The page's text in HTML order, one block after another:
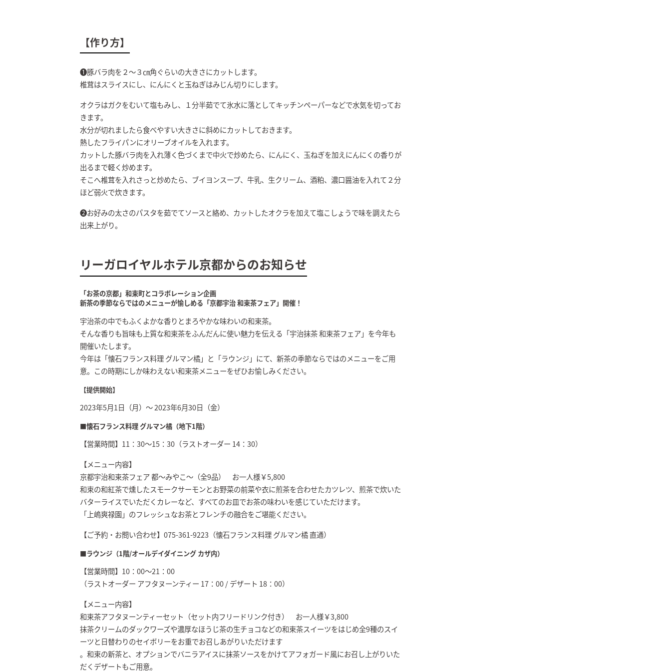
【作り方】
❶豚バラ肉を２～３㎝角ぐらいの大きさにカットします。
椎茸はスライスにし、にんにくと玉ねぎはみじん切りにします。
オクラはガクをむいて塩もみし、１分半茹でて氷水に落としてキッチンペーパーなどで水気を切ってお
きます。
水分が切れましたら食べやすい大きさに斜めにカットしておきます。
熱したフライパンにオリーブオイルを入れます。
カットした豚バラ肉を入れ薄く色づくまで中火で炒めたら、にんにく、玉ねぎを加えにんにくの香りが
出るまで軽く炒めます。
そこへ椎茸を入れさっと炒めたら、ブイヨンスープ、牛乳、生クリーム、酒粕、濃口醤油を入れて２分
ほど弱火で炊きます。
❷お好みの太さのパスタを茹でてソースと絡め、カットしたオクラを加えて塩こしょうで味を調えたら
出来上がり。
リーガロイヤルホテル京都からのお知らせ
「お茶の京都」和束町とコラボレーション企画
新茶の季節ならではのメニューが愉しめる「京都宇治 和束茶フェア」開催！
宇治茶の中でもふくよかな香りとまろやかな味わいの和束茶。
そんな香りも旨味も上質な和束茶をふんだんに使い魅力を伝える「宇治抹茶 和束茶フェア」を今年も
開催いたします。
今年は「懐石フランス料理 グルマン橘」と「ラウンジ」にて、新茶の季節ならではのメニューをご用
意。この時期にしか味わえない和束茶メニューをぜひお愉しみください。
【提供開始】
2023年5月1日（月）～ 2023年6月30日（金）
■懐石フランス料理 グルマン橘（地下1階）
【営業時間】11：30～15：30（ラストオーダー 14：30）
【メニュー内容】
京都宇治和束茶フェア 都～みやこ～（全9品） お一人様￥5,800
和束の和紅茶で燻したスモークサーモンとお野菜の前菜や衣に煎茶を合わせたカツレツ、煎茶で炊いた
バターライスでいただくカレーなど、すべてのお皿でお茶の味わいを感じていただけます。
「上嶋爽禄園」のフレッシュなお茶とフレンチの融合をご堪能ください。
【ご予約・お問い合わせ】075-361-9223（懐石フランス料理 グルマン橘 直通）
■ラウンジ（1階/オールデイダイニング カザ内）
【営業時間】10：00～21：00
（ラストオーダー アフタヌーンティー 17：00 / デザート 18：00）
【メニュー内容】
和束茶アフタヌーンティーセット（セット内フリードリンク付き） お一人様￥3,800
抹茶クリームのダックワーズや濃厚なほうじ茶の生チョコなどの和束茶スイーツをはじめ全9種のスイ
ーツと日替わりのセイボリーをお重でお召しあがりいただけます
。和束の新茶と、オプションでバニラアイスに抹茶ソースをかけてアフォガード風にお召し上がりいた
だくデザートもご用意。